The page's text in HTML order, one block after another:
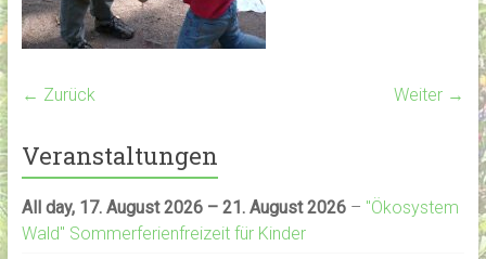
← Zurück Weiter →
Veranstaltungen
All day, 17. August 2026 – 21. August 2026– "Ökosystem
Wald" Sommerferienfreizeit für Kinder